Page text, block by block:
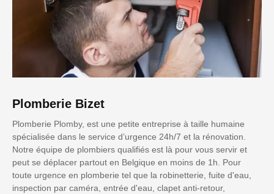
Plomberie Bizet
Plomberie Plomby, est une petite entreprise à taille humaine
spécialisée dans le service d’urgence 24h/7 et la rénovation.
Notre équipe de plombiers qualifiés est là pour vous servir et
peut se déplacer partout en Belgique en moins de 1h. Pour
toute urgence en plomberie tel que la robinetterie, fuite d'eau,
inspection par caméra, entrée d'eau, clapet anti-retour,